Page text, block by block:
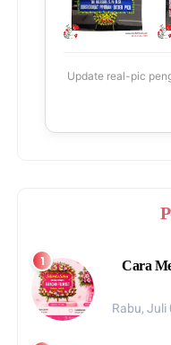
Update real-pic
Cara
Rabu, Juli